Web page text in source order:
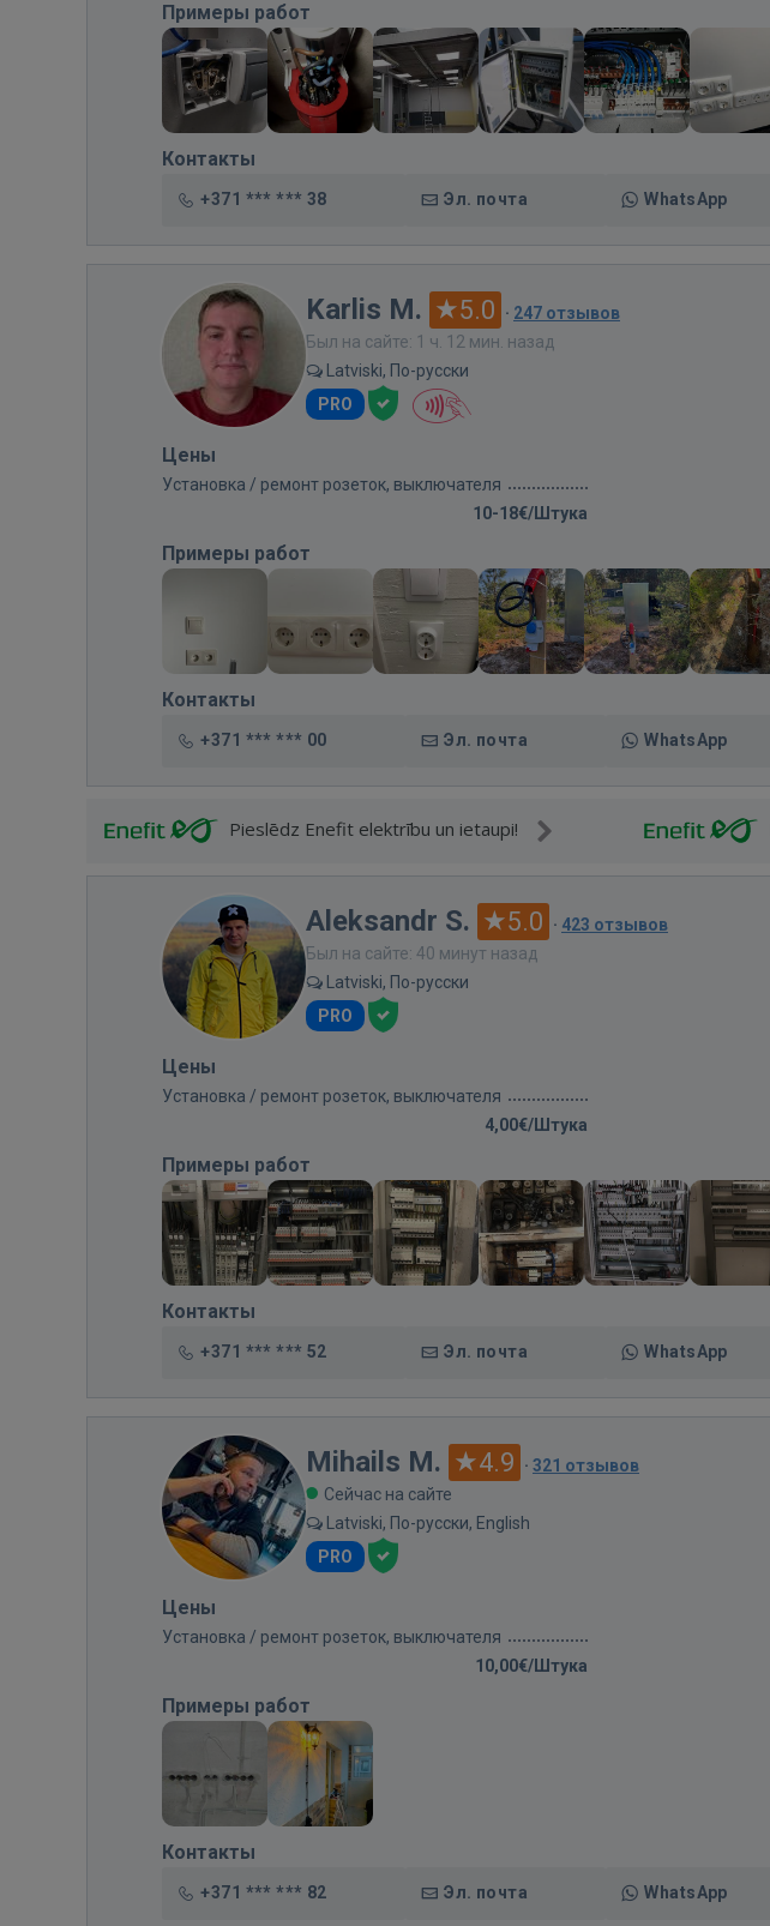
Примеры работ
Контакты
+371 *** *** 38 Эл. почта WhatsApp
Karlis M. 5.0 · 247 отзывов
Был на сайте: 1 ч. 12 мин. назад
Latviski, По-русски
PRO
Цены
Установка / ремонт розеток, выключателя
10-18€/Штука
Примеры работ
Контакты
+371 *** *** 00 Эл. почта WhatsApp
Pieslēdz Enefit elektrību un ietaupi!
Aleksandr S. 5.0 · 423 отзывов
Был на сайте: 40 минут назад
Latviski, По-русски
PRO
Цены
Установка / ремонт розеток, выключателя
4,00€/Штука
Примеры работ
Контакты
+371 *** *** 52 Эл. почта WhatsApp
Mihails M. 4.9 · 321 отзывов
Сейчас на сайте
Latviski, По-русски, English
PRO
Цены
Установка / ремонт розеток, выключателя
10,00€/Штука
Примеры работ
Контакты
+371 *** *** 82 Эл. почта WhatsApp